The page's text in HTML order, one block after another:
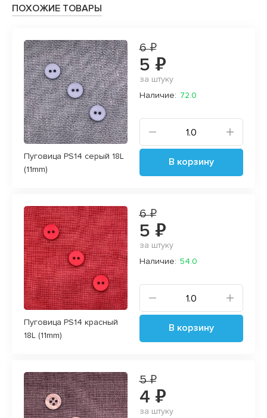
ПОХОЖИЕ ТОВАРЫ
Пуговица PS14 серый 18L
(11mm)
6 ₽
5 ₽
за штуку
Наличие: 72.0
В корзину
Пуговица PS14 красный
18L (11mm)
6 ₽
5 ₽
за штуку
Наличие: 54.0
В корзину
5 ₽
4 ₽
за штуку